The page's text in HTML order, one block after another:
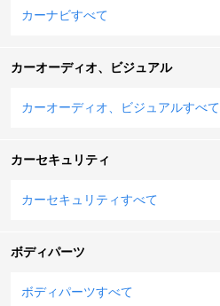
カーナビすべて
カーオーディオ、ビジュアル
カーオーディオ、ビジュアルすべて
カーセキュリティ
カーセキュリティすべて
ボディパーツ
ボディパーツすべて